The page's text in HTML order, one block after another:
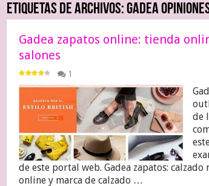
Etiquetas de archivos:Gadea
Gadea zapatos online: tienda
salones
1
de
de este portal web. Gadea zapatos:
online y marca de calzado …